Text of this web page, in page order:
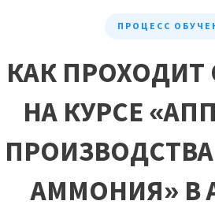
начали желтеть или маточник
реагентов, не дожидаясь
лаборатории, который придёт
«читать» процесс по простым
непрерывность и качество
ПРОЦЕСС
КАК ПРОХОДИТ
НА КУРСЕ
АММОНИЯ» В